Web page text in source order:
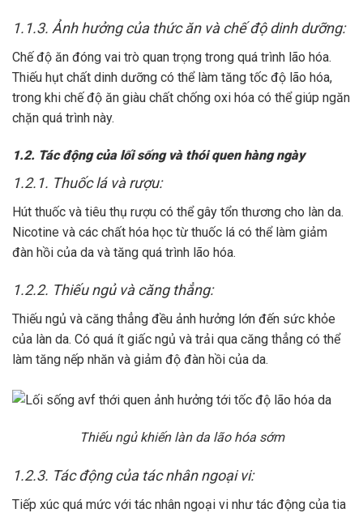
1.1.3. Ảnh hưởng của thức ăn và chế độ dinh dưỡng:
Chế độ ăn đóng vai trò quan trọng trong quá trình lão hóa.
Thiếu hụt chất dinh dưỡng có thể làm tăng tốc độ lão hóa,
trong khi chế độ ăn giàu chất chống oxi hóa có thể giúp ngăn
chặn quá trình này.
1.2. Tác động của lối sống và thói quen hàng ngày
1.2.1. Thuốc lá và rượu:
Hút thuốc và tiêu thụ rượu có thể gây tổn thương cho làn da.
Nicotine và các chất hóa học từ thuốc lá có thể làm giảm
đàn hồi của da và tăng quá trình lão hóa.
1.2.2. Thiếu ngủ và căng thẳng:
Thiếu ngủ và căng thẳng đều ảnh hưởng lớn đến sức khỏe
của làn da. Có quá ít giấc ngủ và trải qua căng thẳng có thể
làm tăng nếp nhăn và giảm độ đàn hồi của da.
Thiếu ngủ khiến làn da lão hóa sớm
1.2.3. Tác động của tác nhân ngoại vi:
Tiếp xúc quá mức với tác nhân ngoại vi như tác động của tia